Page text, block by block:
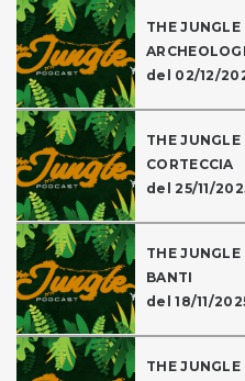
THE JUNGLE
del 02/12/
THE JUNGLE
CORTECCIA
del 25/11/
THE
BANTI
del 18/11/
THE